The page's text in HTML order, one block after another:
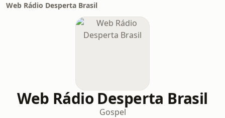
Web Rádio Desperta Brasil
Web Rádio Desperta Brasil
Gospel